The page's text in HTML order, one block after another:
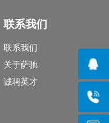
联系我们
联系我们
关于萨驰
诚聘英才